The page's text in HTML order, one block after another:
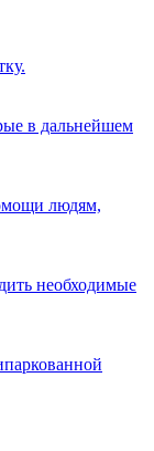
в дальнейшем
людям,
необходимые